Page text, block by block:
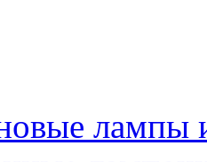
лампы